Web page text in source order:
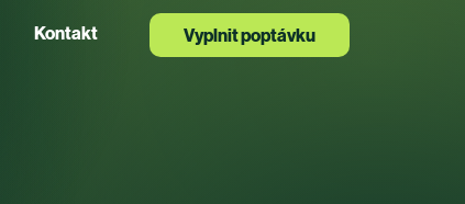
Kontakt Vyplnit poptávku